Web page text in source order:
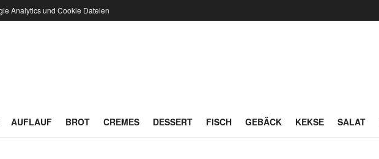
Analytics und Cookie Dateien
AUFLAUF BROT CREMES DESSERT FISCH GEBÄCK KEKSE SALAT